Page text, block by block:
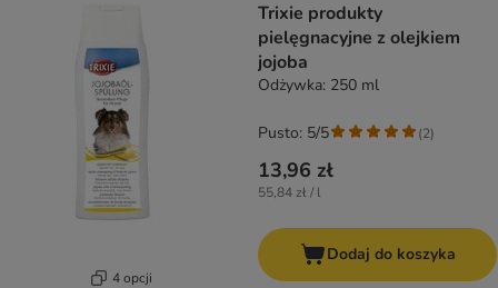
4 opcji
Trixie produkty
pielęgnacyjne z olejkiem
jojoba
Odżywka: 250 ml
13,96 zł
55,84 zł / l
Pusto: 5/5 (2)
Dodaj do koszyka